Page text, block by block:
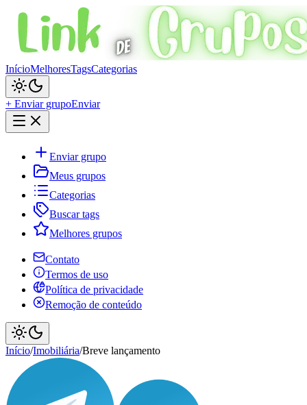
InícioMelhoresTagsCategorias
+ Enviar grupoEnviar
Enviar grupo
Meus grupos
Categorias
Buscar tags
Melhores grupos
Contato
Termos de uso
Política de privacidade
Remoção de conteúdo
Início/Imobiliária/Breve lançamento